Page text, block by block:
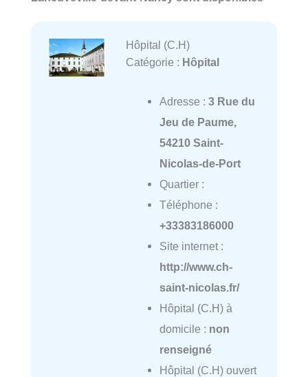
Hôpital (C.H)
Catégorie : Hôpital
Adresse : 3 Rue du
Jeu de Paume,
54210 Saint-
Nicolas-de-Port
Quartier :
Téléphone :
+33383186000
Site internet :
http://www.ch-
saint-nicolas.fr/
Hôpital (C.H) à
domicile : non
renseigné
Hôpital (C.H) ouvert